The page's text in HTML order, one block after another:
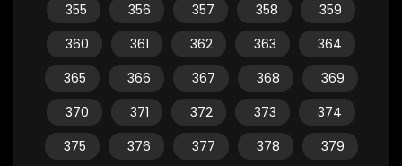
355
356 357 358
359
360
361 362 363
364
365
366 367 368
369
370
371 372 373
374
375
376 377 378
379